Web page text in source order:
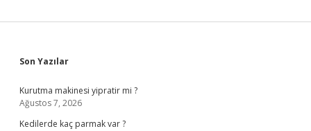
Sidebar
Son Yazılar
Kurutma makinesi yipratir mi ?
Ağustos 7, 2026
Kedilerde kaç parmak var ?